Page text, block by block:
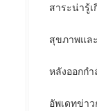
สาระน่ารู้
สุขภาพแล
หลังออกกํ
อัพเดทข่าว